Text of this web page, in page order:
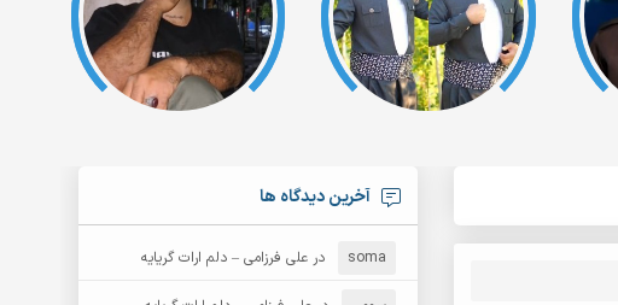
آخرین دیدگاه ها
soma درعلی فرزامی – دلم ارات گریایه